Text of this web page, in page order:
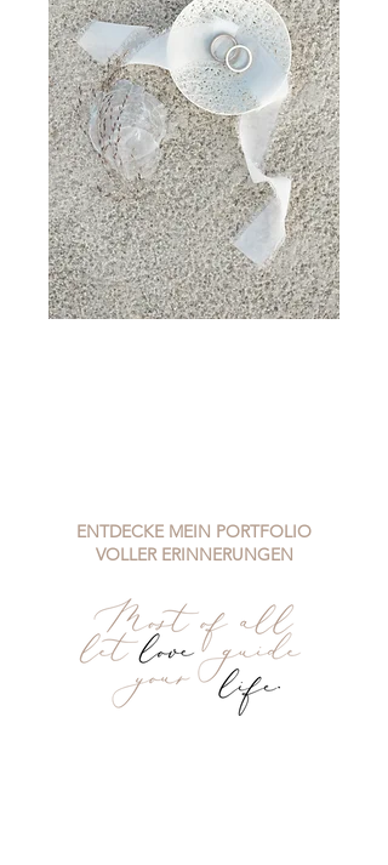
GALERIE ANSEHEN
ENTDECKE MEIN PORTFOLIO
VOLLER ERINNERUNGEN